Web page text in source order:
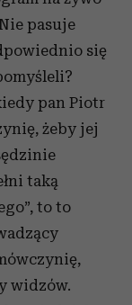
innymi danymi
podczas
pasuje
się
pan Piotr
żeby jej
taką
to to
widzów.